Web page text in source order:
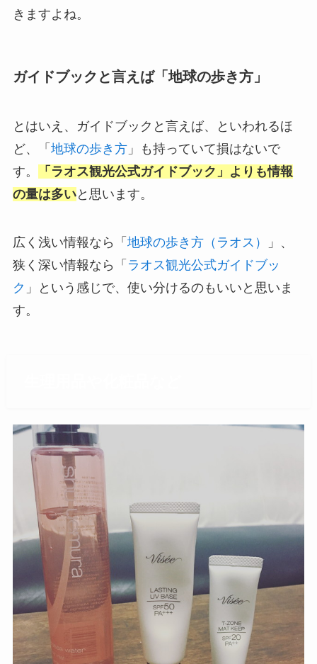
きますよね。
ガイドブックと言えば「地球の歩き方」
とはいえ、ガイドブックと言えば、といわれるほ
ど、「 地球の歩き方」も持っていて損はないで
す。
「ラオス観光公式ガイドブック」よりも情報
の量は多いと思います。
広く浅い情報なら「 地球の歩き方（ラオス）
」、
狭く深い情報なら「 ラオス観光公式ガイドブッ
ク 」という感じで、使い分けるのもいいと思いま
す。